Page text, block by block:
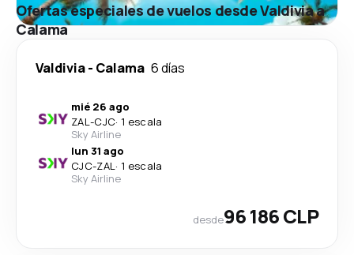
Ofertas especiales de vuelos desde Valdivia a
Calama
Valdivia- Calama 6 días
mié 26 ago
ZAL-CJC· 1 escala
Sky Airline
lun 31 ago
CJC-ZAL· 1 escala
Sky Airline
desde96 186 CLP